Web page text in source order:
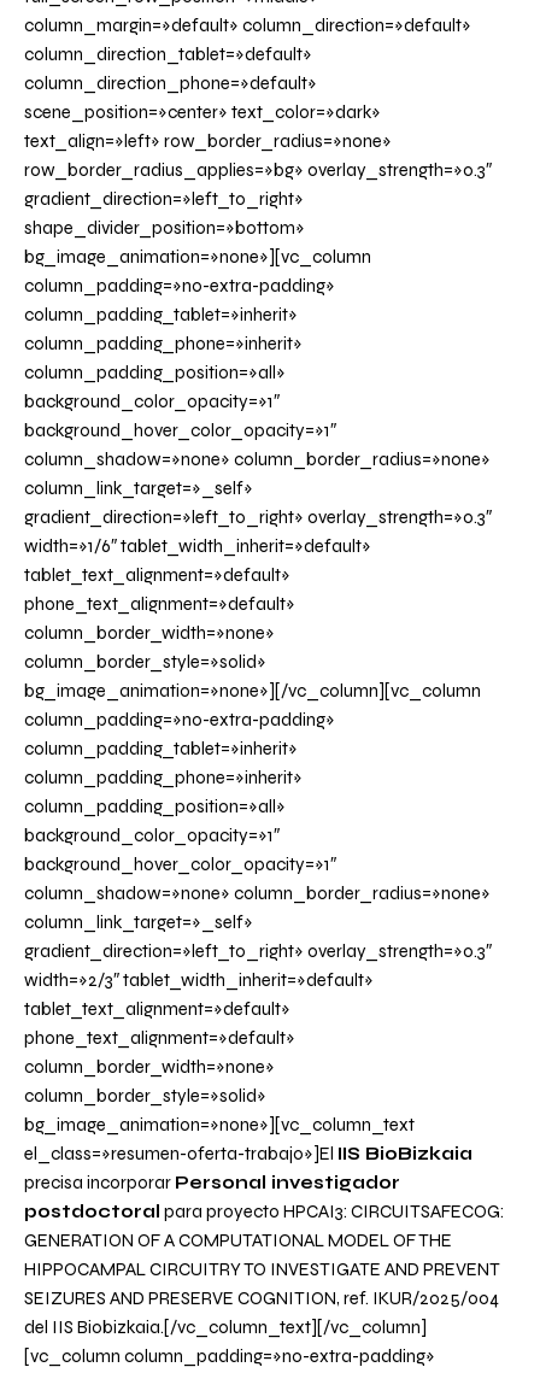
column_margin=»default» column_direction=»default»
column_direction_tablet=»default»
column_direction_phone=»default»
scene_position=»center» text_color=»dark»
text_align=»left» row_border_radius=»none»
row_border_radius_applies=»bg» overlay_strength=»0.3″
gradient_direction=»left_to_right»
shape_divider_position=»bottom»
bg_image_animation=»none»][vc_column
column_padding=»no-extra-padding»
column_padding_tablet=»inherit»
column_padding_phone=»inherit»
column_padding_position=»all»
background_color_opacity=»1″
background_hover_color_opacity=»1″
column_shadow=»none» column_border_radius=»none»
column_link_target=»_self»
gradient_direction=»left_to_right» overlay_strength=»0.3″
width=»1/6″ tablet_width_inherit=»default»
tablet_text_alignment=»default»
phone_text_alignment=»default»
column_border_width=»none»
column_border_style=»solid»
bg_image_animation=»none»][/vc_column][vc_column
column_padding=»no-extra-padding»
column_padding_tablet=»inherit»
column_padding_phone=»inherit»
column_padding_position=»all»
background_color_opacity=»1″
background_hover_color_opacity=»1″
column_shadow=»none» column_border_radius=»none»
column_link_target=»_self»
gradient_direction=»left_to_right» overlay_strength=»0.3″
width=»2/3″ tablet_width_inherit=»default»
tablet_text_alignment=»default»
phone_text_alignment=»default»
column_border_width=»none»
column_border_style=»solid»
bg_image_animation=»none»][vc_column_text
el_class=»resumen-oferta-trabajo»]El IIS BioBizkaia
precisa incorporar Personal investigador
postdoctoral para proyecto HPCAI3: CIRCUITSAFECOG:
GENERATION OF A COMPUTATIONAL MODEL OF THE
HIPPOCAMPAL CIRCUITRY TO INVESTIGATE AND PREVENT
SEIZURES AND PRESERVE COGNITION, ref. IKUR/2025/004
del IIS Biobizkaia.[/vc_column_text][/vc_column]
[vc_column column_padding=»no-extra-padding»